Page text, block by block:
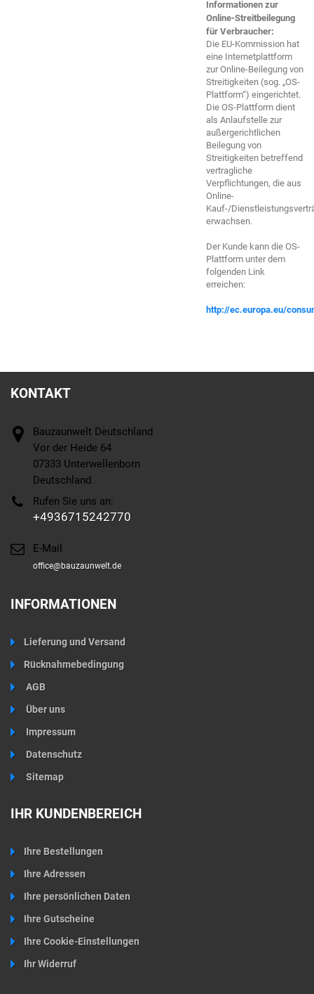
Informationen zur
Online-Streitbeilegung
für Verbraucher:
Die EU-Kommission hat
eine Internetplattform
zur Online-Beilegung von
Streitigkeiten (sog. „OS-
Plattform“) eingerichtet.
Die OS-Plattform dient
als Anlaufstelle zur
außergerichtlichen
Beilegung von
Streitigkeiten betreffend
vertragliche
Verpflichtungen, die aus
Online-
Kauf-/
erwachsen.
Der Kunde kann die OS-
Plattform unter dem
folgenden Link
erreichen:
http://ec.europa.eu/
KONTAKT
Bauzaunwelt Deutschland
Vor der Heide 64
07333 Unterwellenborn
Deutschland
Rufen Sie uns an:
+4936715242770
E-Mail
office@bauzaunwelt.de
INFORMATIONEN
Lieferung und Versand
Rücknahmebedingung
AGB
Über uns
Impressum
Datenschutz
Sitemap
IHR KUNDENBEREICH
Ihre Bestellungen
Ihre Adressen
Ihre persönlichen Daten
Ihre Gutscheine
Ihre Cookie-Einstellungen
Ihr Widerruf